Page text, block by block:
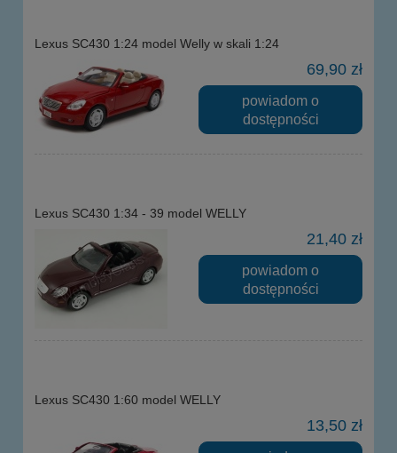
Lexus SC430 1:24 model Welly w skali 1:24
69,90 zł
powiadom o
dostępności
Lexus SC430 1:34 - 39 model WELLY
21,40 zł
powiadom o
dostępności
Lexus SC430 1:60 model WELLY
13,50 zł